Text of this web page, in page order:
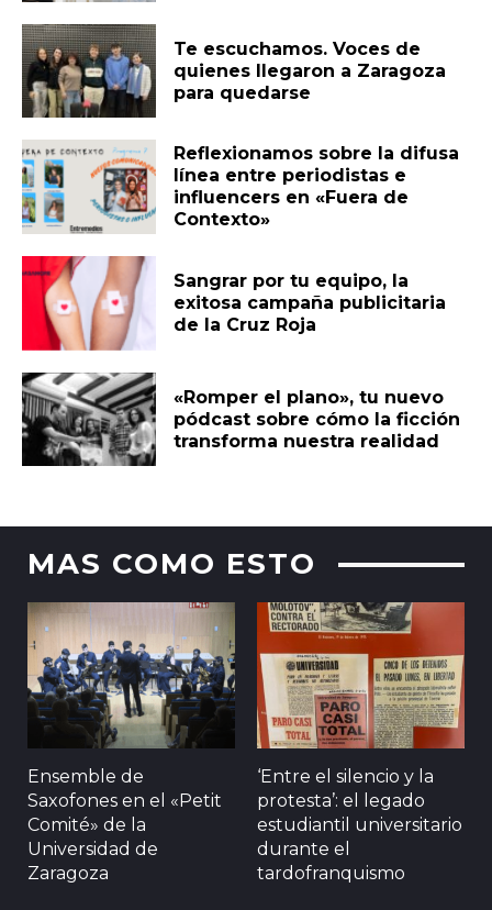
Te escuchamos. Voces de
quienes llegaron a Zaragoza
para quedarse
Reflexionamos sobre la difusa
línea entre periodistas e
influencers en «Fuera de
Contexto»
Sangrar por tu equipo, la
exitosa campaña publicitaria
de la Cruz Roja
«Romper el plano», tu nuevo
pódcast sobre cómo la ficción
transforma nuestra realidad
MAS COMO ESTO
Ensemble de
Saxofones en el «Petit
Comité» de la
Universidad de
Zaragoza
‘Entre el silencio y la
protesta’: el legado
estudiantil universitario
durante el
tardofranquismo